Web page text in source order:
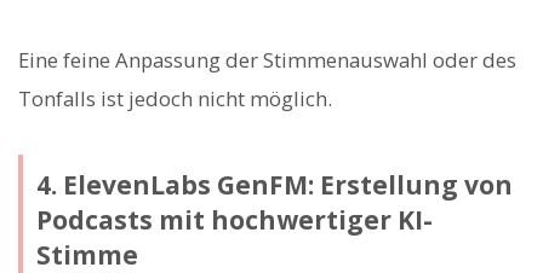
Eine feine Anpassung der Stimmenauswahl oder des
Tonfalls ist jedoch nicht möglich.
4. ElevenLabs GenFM: Erstellung von
Podcasts mit hochwertiger KI-
Stimme